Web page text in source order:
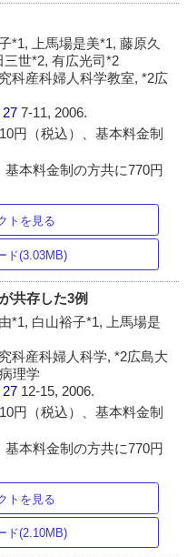
*1, 上馬場是美*1, 藤原久
世*2, 有広光司*2
科産科婦人科学教室, *2広
277-11, 2006.
円（税込）、基本料金制
本料金制の方共に770円
トを見る
ド(3.03MB)
共存した3例
*1, 白山裕子*1, 上馬場是
科産科婦人科学, *2広島大
理学
27 12-15, 2006.
円（税込）、基本料金制
本料金制の方共に770円
トを見る
ド(2.10MB)